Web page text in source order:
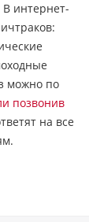
интернет-
можно по
позвонив
на все